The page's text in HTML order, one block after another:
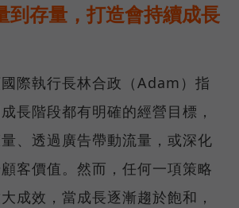
到存量，打造會持續成長
際執行長林合政（Adam）指
長階段都有明確的經營目標，
、透過廣告帶動流量，或深化
客價值。然而，任何一項策略
成效，當成長逐漸趨於飽和，